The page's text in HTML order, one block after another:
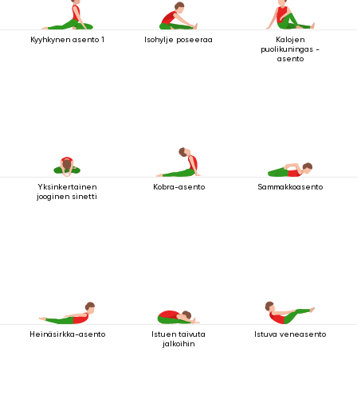
Kyyhkynen asento 1 Isohylje poseeraa
Kalojen
puolikuningas -
asento
Yksinkertainen
jooginen sinetti
Kobra-asento Sammakkoasento
Heinäsirkka-asento
Istuen taivuta
jalkoihin
Istuva veneasento